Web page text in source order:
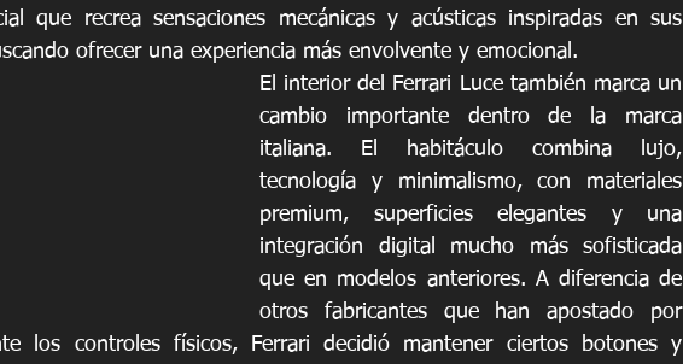
que recrea sensaciones mecánicas y acústicas inspiradas en sus
ofrecer una experiencia más envolvente y emocional.
El interior del Ferrari Luce también marca un
cambio importante dentro de la marca
italiana. El habitáculo combina lujo,
tecnología y minimalismo, con materiales
premium, superficies elegantes y una
integración digital mucho más sofisticada
que en modelos anteriores. A diferencia de
otros fabricantes que han apostado por
los controles físicos, Ferrari decidió mantener ciertos botones y